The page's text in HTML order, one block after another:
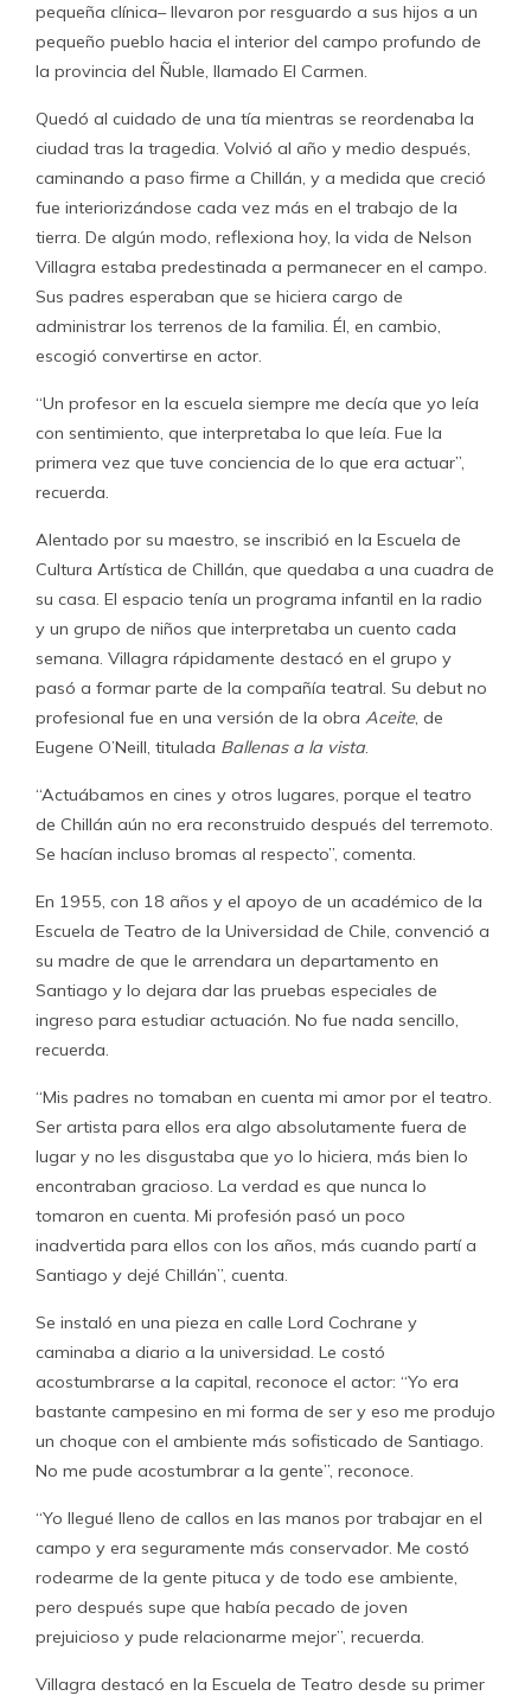
pequeña clínica– llevaron por resguardo a sus hijos a un
pequeño pueblo hacia el interior del campo profundo de
la provincia del Ñuble, llamado El Carmen.
Quedó al cuidado de una tía mientras se reordenaba la
ciudad tras la tragedia. Volvió al año y medio después,
caminando a paso firme a Chillán, y a medida que creció
fue interiorizándose cada vez más en el trabajo de la
tierra. De algún modo, reflexiona hoy, la vida de Nelson
Villagra estaba predestinada a permanecer en el campo.
Sus padres esperaban que se hiciera cargo de
administrar los terrenos de la familia. Él, en cambio,
escogió convertirse en actor.
“Un profesor en la escuela siempre me decía que yo leía
con sentimiento, que interpretaba lo que leía. Fue la
primera vez que tuve conciencia de lo que era actuar”,
recuerda.
Alentado por su maestro, se inscribió en la Escuela de
Cultura Artística de Chillán, que quedaba a una cuadra de
su casa. El espacio tenía un programa infantil en la radio
y un grupo de niños que interpretaba un cuento cada
semana. Villagra rápidamente destacó en el grupo y
pasó a formar parte de la compañía teatral. Su debut no
profesional fue en una versión de la obra Aceite, de
Eugene O’Neill, titulada Ballenas a la vista.
“Actuábamos en cines y otros lugares, porque el teatro
de Chillán aún no era reconstruido después del terremoto.
Se hacían incluso bromas al respecto”, comenta.
En 1955, con 18 años y el apoyo de un académico de la
Escuela de Teatro de la Universidad de Chile, convenció a
su madre de que le arrendara un departamento en
Santiago y lo dejara dar las pruebas especiales de
ingreso para estudiar actuación. No fue nada sencillo,
recuerda.
“Mis padres no tomaban en cuenta mi amor por el teatro.
Ser artista para ellos era algo absolutamente fuera de
lugar y no les disgustaba que yo lo hiciera, más bien lo
encontraban gracioso. La verdad es que nunca lo
tomaron en cuenta. Mi profesión pasó un poco
inadvertida para ellos con los años, más cuando partí a
Santiago y dejé Chillán”, cuenta.
Se instaló en una pieza en calle Lord Cochrane y
caminaba a diario a la universidad. Le costó
acostumbrarse a la capital, reconoce el actor: “Yo era
bastante campesino en mi forma de ser y eso me produjo
un choque con el ambiente más sofisticado de Santiago.
No me pude acostumbrar a la gente”, reconoce.
“Yo llegué lleno de callos en las manos por trabajar en el
campo y era seguramente más conservador. Me costó
rodearme de la gente pituca y de todo ese ambiente,
pero después supe que había pecado de joven
prejuicioso y pude relacionarme mejor”, recuerda.
Villagra destacó en la Escuela de Teatro desde su primer